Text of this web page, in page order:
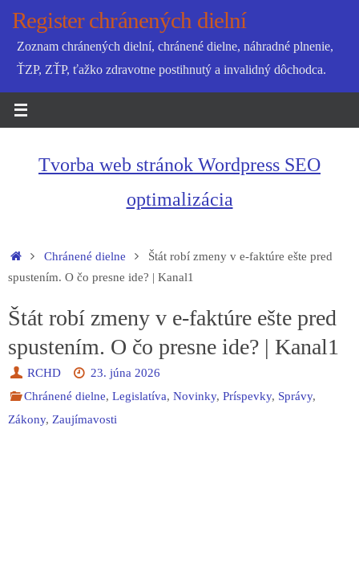
SkipRegister chránených dielní
Zoznam chránených dielní, chránené dielne, náhradné plnenie,
ŤZP, ZŤP, ťažko zdravotne postihnutý a invalidný dôchodca.
Tvorba web stránok Wordpress SEO
optimalizácia
HomeChránené dielne
Štát robí zmeny v e-faktúre ešte pred
spustením. O čo presne ide? | Kanal1
Štát robí zmeny v e-faktúre ešte pred
spustením. O čo presne ide? | Kanal1
RCHD
23. júna 2026
Chránené dielne,Legislatíva,Novinky,Príspevky, Správy,
Zákony, Zaujímavosti